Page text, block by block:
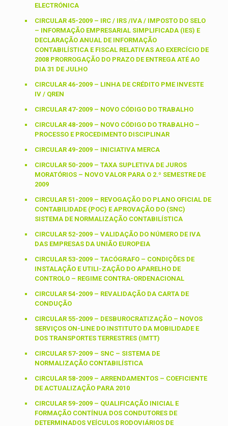
ELECTRÓNICA
CIRCULAR 45-2009 – IRC / IRS /IVA / IMPOSTO DO SELO
– INFORMAÇÃO EMPRESARIAL SIMPLIFICADA (IES) E
DECLARAÇÃO ANUAL DE INFORMAÇÃO
CONTABILÍSTICA E FISCAL RELATIVAS AO EXERCÍCIO DE
2008 PRORROGAÇÃO DO PRAZO DE ENTREGA ATÉ AO
DIA 31 DE JULHO
CIRCULAR 46-2009 – LINHA DE CRÉDITO PME INVESTE
IV / QREN
CIRCULAR 47-2009 – NOVO CÓDIGO DO TRABALHO
CIRCULAR 48-2009 – NOVO CÓDIGO DO TRABALHO –
PROCESSO E PROCEDIMENTO DISCIPLINAR
CIRCULAR 49-2009 – INICIATIVA MERCA
CIRCULAR 50-2009 – TAXA SUPLETIVA DE JUROS
MORATÓRIOS – NOVO VALOR PARA O 2.º SEMESTRE DE
2009
CIRCULAR 51-2009 – REVOGAÇÃO DO PLANO OFICIAL DE
CONTABILIDADE (POC) E APROVAÇÃO DO (SNC)
SISTEMA DE NORMALIZAÇÃO CONTABILÍSTICA
CIRCULAR 52-2009 – VALIDAÇÃO DO NÚMERO DE IVA
DAS EMPRESAS DA UNIÃO EUROPEIA
CIRCULAR 53-2009 – TACÓGRAFO – CONDIÇÕES DE
INSTALAÇÃO E UTILI-ZAÇÃO DO APARELHO DE
CONTROLO – REGIME CONTRA-ORDENACIONAL
CIRCULAR 54-2009 – REVALIDAÇÃO DA CARTA DE
CONDUÇÃO
CIRCULAR 55-2009 – DESBUROCRATIZAÇÃO – NOVOS
SERVIÇOS ON-LINE DO INSTITUTO DA MOBILIDADE E
DOS TRANSPORTES TERRESTRES (IMTT)
CIRCULAR 57-2009 – SNC – SISTEMA DE
NORMALIZAÇÃO CONTABILÍSTICA
CIRCULAR 58-2009 – ARRENDAMENTOS – COEFICIENTE
DE ACTUALIZAÇÃO PARA 2010
CIRCULAR 59-2009 – QUALIFICAÇÃO INICIAL E
FORMAÇÃO CONTÍNUA DOS CONDUTORES DE
DETERMINADOS VEÍCULOS RODOVIÁRIOS DE